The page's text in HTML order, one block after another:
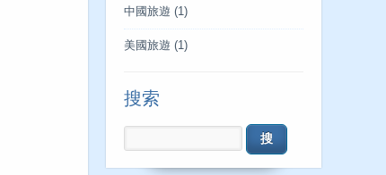
中國旅遊 (1)
美國旅遊 (1)
搜索